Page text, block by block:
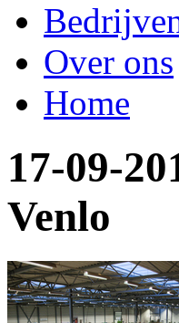
Over ons
Home
17-09-
Venlo